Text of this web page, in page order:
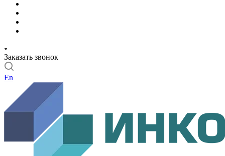
Заказать звонок
En